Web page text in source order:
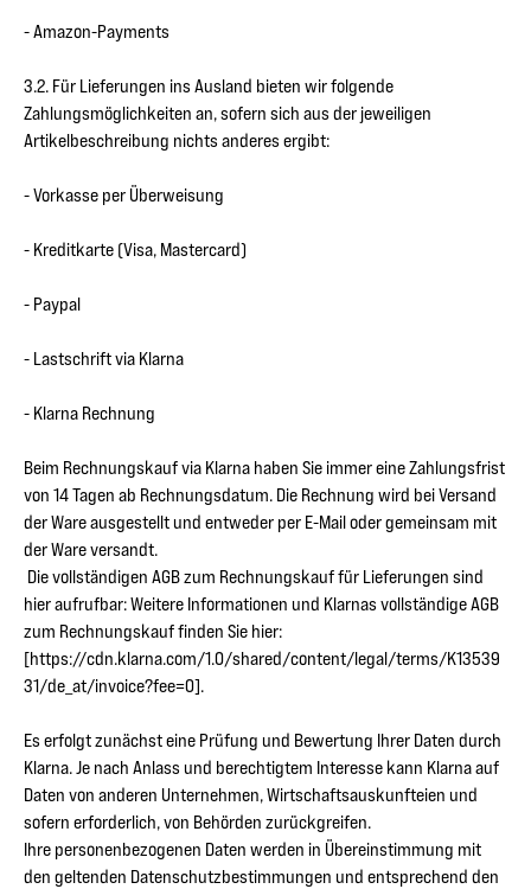
- Amazon-Payments
3.2. Für Lieferungen ins Ausland bieten wir folgende
Zahlungsmöglichkeiten an, sofern sich aus der jeweiligen
Artikelbeschreibung nichts anderes ergibt:
- Vorkasse per Überweisung
- Kreditkarte (Visa, Mastercard)
- Paypal
- Lastschrift via Klarna
- Klarna Rechnung
Beim Rechnungskauf via Klarna haben Sie immer eine Zahlungsfrist
von 14 Tagen ab Rechnungsdatum. Die Rechnung wird bei Versand
der Ware ausgestellt und entweder per E-Mail oder gemeinsam mit
der Ware versandt.
Die vollständigen AGB zum Rechnungskauf für Lieferungen sind
hier aufrufbar: Weitere Informationen und Klarnas vollständige AGB
zum Rechnungskauf finden Sie hier:
[https://cdn.klarna.com/1.0/shared/content/legal/terms/K13539
31/de_at/invoice?fee=0].
Es erfolgt zunächst eine Prüfung und Bewertung Ihrer Daten durch
Klarna. Je nach Anlass und berechtigtem Interesse kann Klarna auf
Daten von anderen Unternehmen, Wirtschaftsauskunfteien und
sofern erforderlich, von Behörden zurückgreifen.
Ihre personenbezogenen Daten werden in Übereinstimmung mit
den geltenden Datenschutzbestimmungen und entsprechend den